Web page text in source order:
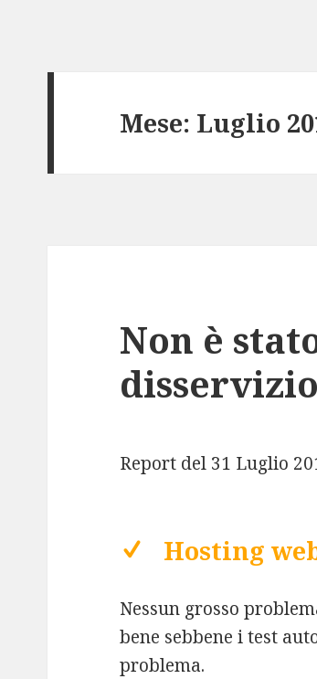
Mese: Luglio
Non è
disservizio
Report del 31 Luglio
Hosting
Nessun grosso
bene sebbene i test
problema.